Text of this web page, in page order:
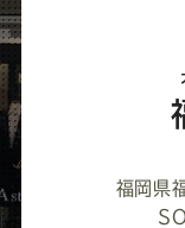
福岡県
Ｓ